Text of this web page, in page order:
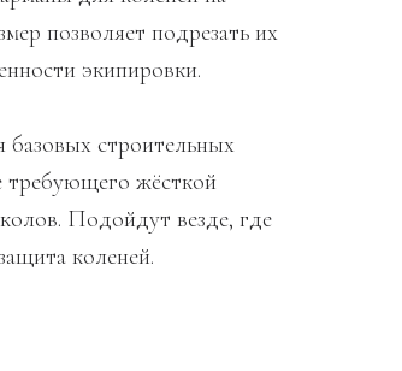
позволяет подрезать их
экипировки.
строительных
требующего жёсткой
Подойдут везде, где
коленей.